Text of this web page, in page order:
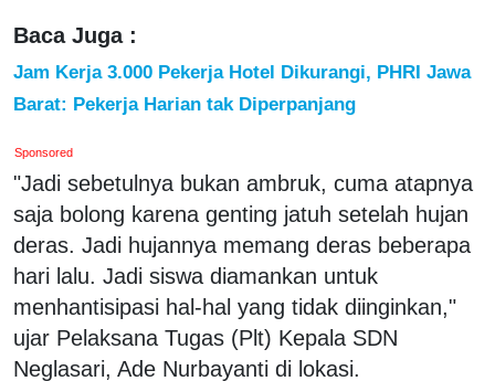
Baca Juga :
Jam Kerja 3.000 Pekerja Hotel Dikurangi, PHRI Jawa
Barat: Pekerja Harian tak Diperpanjang
Sponsored
"Jadi sebetulnya bukan ambruk, cuma atapnya
saja bolong karena genting jatuh setelah hujan
deras. Jadi hujannya memang deras beberapa
hari lalu. Jadi siswa diamankan untuk
menhantisipasi hal-hal yang tidak diinginkan,"
ujar Pelaksana Tugas (Plt) Kepala SDN
Neglasari, Ade Nurbayanti di lokasi.